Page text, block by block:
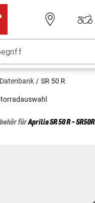
SR 50 R
fürApriliaSR 50 R - SR50R